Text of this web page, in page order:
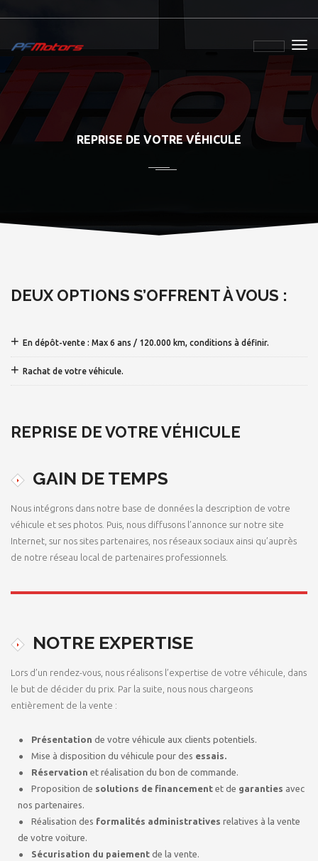
REPRISE DE VOTRE VÉHICULE
DEUX OPTIONS S’OFFRENT À VOUS :
+ En dépôt-vente : Max 6 ans / 120.000 km, conditions à définir.
+ Rachat de votre véhicule.
REPRISE DE VOTRE VÉHICULE
GAIN DE TEMPS
Nous intégrons dans notre base de données la description de votre
véhicule et ses photos. Puis, nous diffusons l’annonce sur notre site
Internet, sur nos sites partenaires, nos réseaux sociaux ainsi qu’auprès
de notre réseau local de partenaires professionnels.
NOTRE EXPERTISE
Lors d’un rendez-vous, nous réalisons l’expertise de votre véhicule, dans
le but de décider du prix. Par la suite, nous nous chargeons
entièrement de la vente :
Présentation de votre véhicule aux clients potentiels.
Mise à disposition du véhicule pour des essais.
Réservation et réalisation du bon de commande.
Proposition de solutions de financement et de garanties avec
nos partenaires.
Réalisation des formalités administratives relatives à la vente
de votre voiture.
Sécurisation du paiement de la vente.